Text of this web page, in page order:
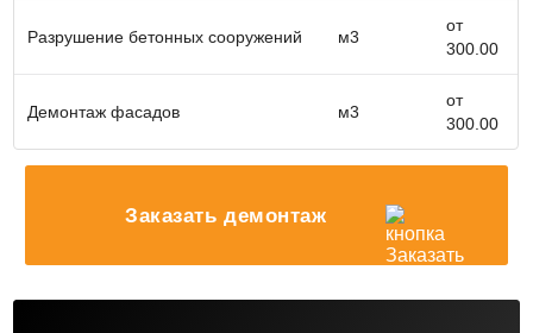
Разрушение бетонных сооружений м3
от
300.00
Демонтаж фасадов м3
от
300.00
Заказать демонтаж